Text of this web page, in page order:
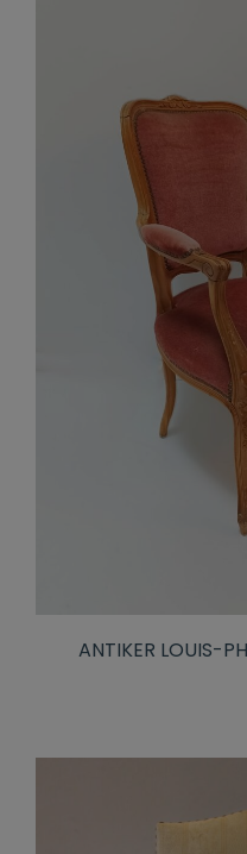
ANTIKER LOUIS-